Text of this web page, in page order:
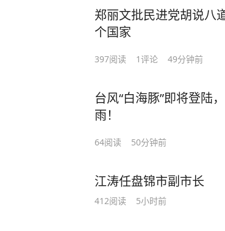
郑丽文批民进党胡说八
个国家
397阅读 1评论 49分钟前
台风“白海豚”即将登陆
雨！
64阅读 50分钟前
江涛任盘锦市副市长
412阅读 5小时前